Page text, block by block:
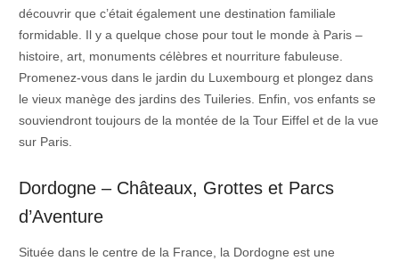
découvrir que c’était également une destination familiale
formidable. Il y a quelque chose pour tout le monde à Paris –
histoire, art, monuments célèbres et nourriture fabuleuse.
Promenez-vous dans le jardin du Luxembourg et plongez dans
le vieux manège des jardins des Tuileries. Enfin, vos enfants se
souviendront toujours de la montée de la Tour Eiffel et de la vue
sur Paris.
Dordogne – Châteaux, Grottes et Parcs
d’Aventure
Située dans le centre de la France, la Dordogne est une